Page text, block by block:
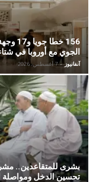
156
الجوي مع أوروبا في شتاء
آنفانيوز - 7 أغسطس، 2026
تحسين الدخل ومواصلة